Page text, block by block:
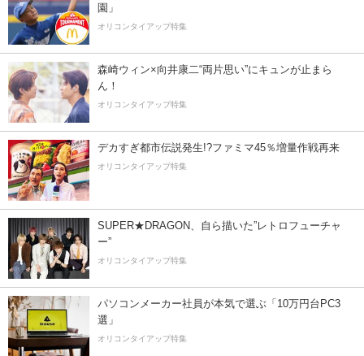
園」
オリコンタイアップ特集
森崎ウィン×向井康二“両片思い”にキュンが止まら
ん！
オリコンタイアップ特集
デカすぎ都市伝説発生!?ファミマ45％増量作戦再来
オリコンタイアップ特集
SUPER★DRAGON、自ら描いた”レトロフューチャ
ー”
オリコンタイアップ特集
パソコンメーカー社員が本気で選ぶ「10万円台PC3
選」
オリコンタイアップ特集